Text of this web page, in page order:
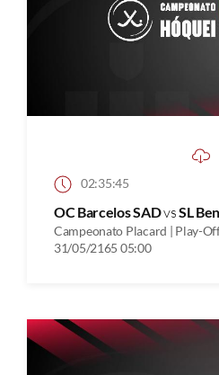
02:35:45
OC Barcelos SADvsSL
Campeonato Placard | Play-
31/05/2165 05:00